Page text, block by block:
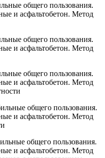
общего пользования.
и асфальтобетон. Метод
общего пользования.
и асфальтобетон. Метод
общего пользования.
и асфальтобетон. Метод
общего пользования.
и асфальтобетон. Метод
общего пользования.
и асфальтобетон. Метод